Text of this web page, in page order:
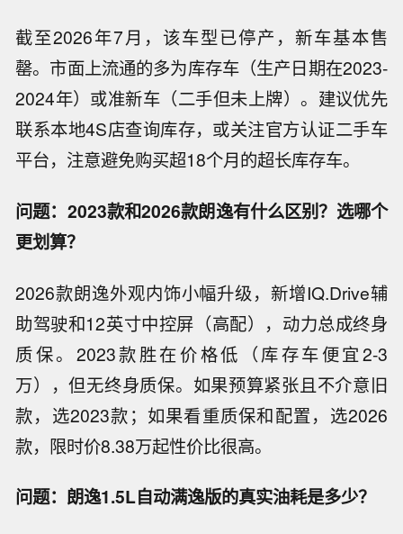
截至2026年7月，该车型已停产，新车基本售
罄。市面上流通的多为库存车（生产日期在2023-
2024年）或准新车（二手但未上牌）。建议优先
联系本地4S店查询库存，或关注官方认证二手车
平台，注意避免购买超18个月的超长库存车。
问题：2023款和2026款朗逸有什么区别？选哪个
更划算？
2026款朗逸外观内饰小幅升级，新增IQ.Drive辅
助驾驶和12英寸中控屏（高配），动力总成终身
质保。2023款胜在价格低（库存车便宜2-3
万），但无终身质保。如果预算紧张且不介意旧
款，选2023款；如果看重质保和配置，选2026
款，限时价8.38万起性价比很高。
问题：朗逸1.5L自动满逸版的真实油耗是多少？